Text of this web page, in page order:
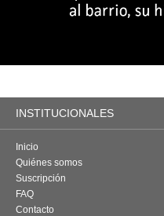
INSTITUCIONALES
Inicio
Quiénes somos
Suscripción
FAQ
Contacto